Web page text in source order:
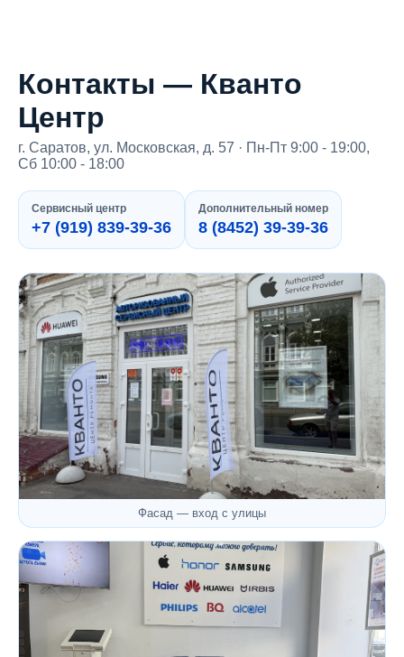
Контакты — Кванто
Центр
г. Саратов, ул. Московская, д. 57 · Пн-Пт 9:00 - 19:00,
Сб 10:00 - 18:00
Сервисный центр
+7 (919) 839-39-36
Дополнительный номер
8 (8452) 39-39-36
Фасад — вход с улицы